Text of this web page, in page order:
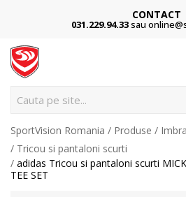
CONTACT
031.229.94.33sau
Cauta pe site...
SportVision Romania Produse
Tricou si pantaloni scurti
adidas Tricou si pantaloni scurti
TEE SET